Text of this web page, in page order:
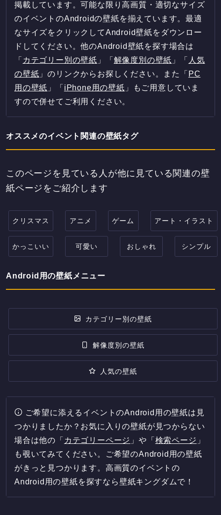
掲載しています。可能な限り高画質・適切なサイズ
のイベントのAndroidの壁紙を揃えています。最適
なサイズをクリックしてAndroid壁紙をダウンロー
ドしてください。他のAndroid壁紙を探す場合は
「 カテゴリー別の壁紙 」「 解像度別の壁紙 」「 人気
の壁紙 」のリンクからお探しください。また「 PC
用の壁紙 」「 iPhone用の壁紙 」もご用意していま
すので併せてご利用ください。
オススメのイベント関連の壁紙タグ
このページを見ている人が他に見ている関連の壁
紙ページをご紹介します
クリスマス アニメ ゲーム アート・イラスト
かっこいい 可愛い おしゃれ シンプル
Android用の壁紙メニュー
カテゴリー別の壁紙
解像度別の壁紙
人気の壁紙
ご希望に添えるイベントのAndroid用の壁紙は見
つかりましたか？お気に入りの壁紙が見つからない
場合は他の「 カテゴリーページ 」や「 検索ページ 」
も覗いてみてください。ご希望のAndroid用の壁紙
がきっと見つかります。高画質のイベントの
Android用の壁紙を探すなら壁紙キングダムで！